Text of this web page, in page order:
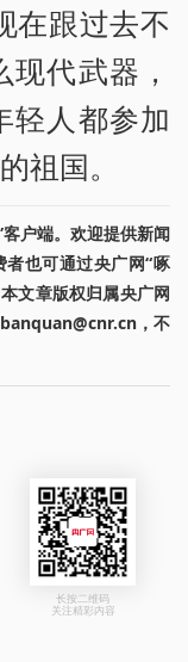
在跟过去不
代武器，
轻人都参加
祖国。
户端。欢迎提供新闻
也可通过央广网“啄
文章版权归属央广网
，不
长按二维码
关注精彩内容